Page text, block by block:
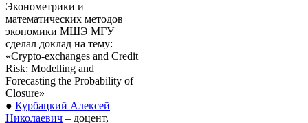
Эконометрики и
математических методов
экономики МШЭ МГУ
сделал доклад на тему:
«Crypto-exchanges and Credit
Risk: Modelling and
Forecasting the Probability of
Closure»
● Курбацкий Алексей
Николаевич – доцент,